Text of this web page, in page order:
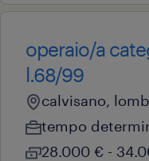
operaio/a
l.68/99
calvisano,
tempo
28.000 € -